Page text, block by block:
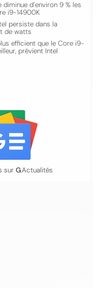
diminue d’environ 9 % les
i9-14900K
persiste dans la
de watts
efficient que le Core i9-
prévient Intel
sur G.Actualités